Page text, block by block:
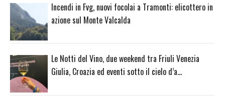
Incendi in Fvg, nuovi focolai a Tramonti: elicottero in
azione sul Monte Valcalda
Le Notti del Vino, due weekend tra Friuli Venezia
Giulia, Croazia ed eventi sotto il cielo d’a…